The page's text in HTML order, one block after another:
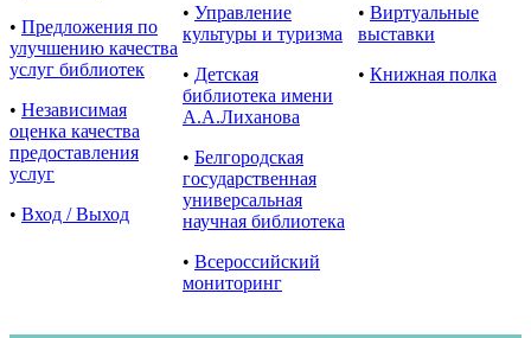
• Предложения по
улучшению качества
услуг библиотек
• Независимая
оценка качества
предоставления
услуг
• Вход / Выход
• Управление
культуры и туризма
• Детская
библиотека имени
А.А.Лиханова
• Белгородская
государственная
универсальная
научная библиотека
• Всероссийский
мониторинг
• Виртуальные
выставки
• Книжная полка